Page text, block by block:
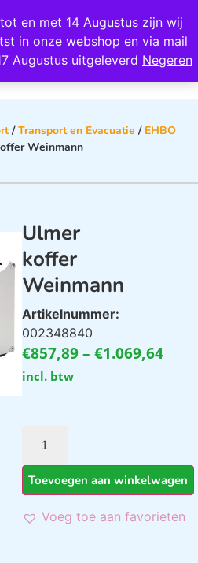
en met 14 Augustus zijn wij
in onze webshop en via mail
Augustus uitgeleverd Negeren
een 4,8 op Google
/Transport en Evacuatie / EHBO
Weinmann
Ulmer
koffer
Weinmann
Artikelnummer:
002348840
€857,89– €1.069,64
incl. btw
Toevoegen aan winkelwagen
Voeg toe aan favorieten